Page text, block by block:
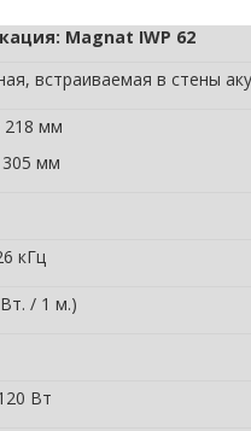
Magnat IWP 62
встраиваемая в стены
мм
мм
кГц
/ 1 м.)
Вт